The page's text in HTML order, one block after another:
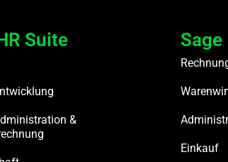
Suite
&
Sage
Einkauf